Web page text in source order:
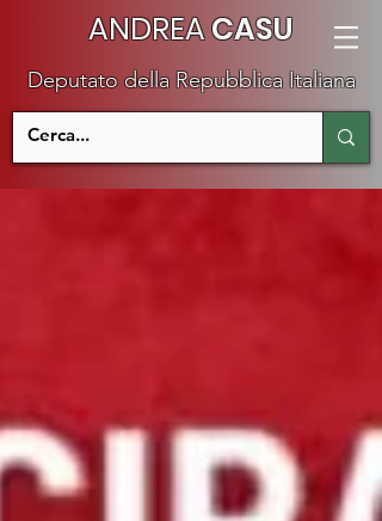
ANDREACASU
Deputato della Repubblica Italiana